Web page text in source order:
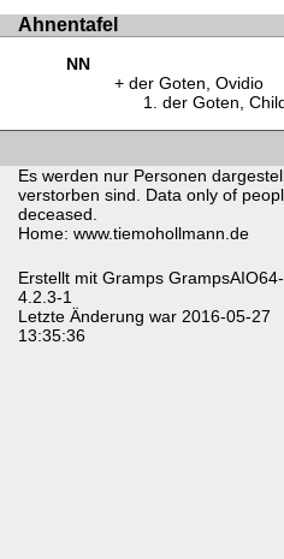
Ahnentafel
NN
der Goten, Ovidio
der Goten,
Es werden nur Personen
verstorben sind. Data only of
deceased.
Home: www.tiemohollmann.de
Erstellt mit Gramps GrampsAIO64-
4.2.3-1
Letzte Änderung war 2016-05-27
13:35:36